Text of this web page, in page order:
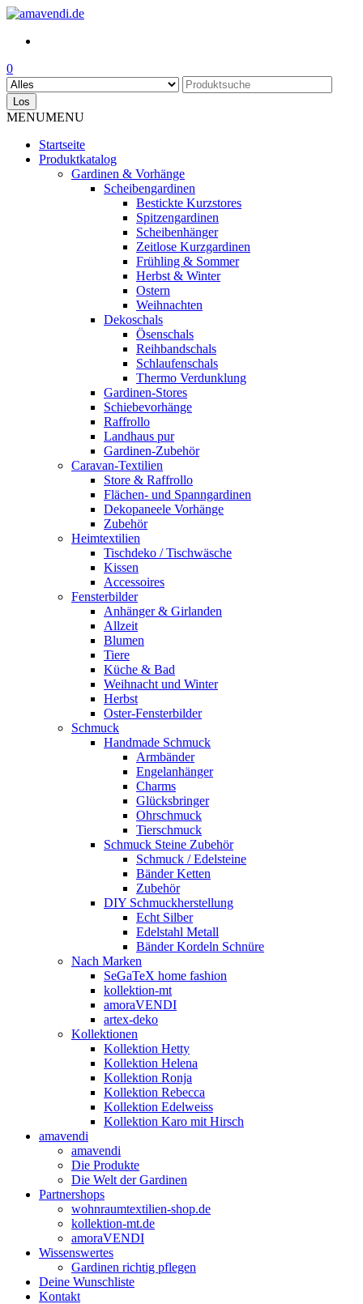
Skip
0
Los
MENUMENU
Startseite
Produktkatalog
Gardinen & Vorhänge
Scheibengardinen
Bestickte Kurzstores
Spitzengardinen
Scheibenhänger
Zeitlose Kurzgardinen
Frühling & Sommer
Herbst & Winter
Ostern
Weihnachten
Dekoschals
Ösenschals
Reihbandschals
Schlaufenschals
Thermo Verdunklung
Gardinen-Stores
Schiebevorhänge
Raffrollo
Landhaus pur
Gardinen-Zubehör
Caravan-Textilien
Store & Raffrollo
Flächen- und Spanngardinen
Dekopaneele Vorhänge
Zubehör
Heimtextilien
Tischdeko / Tischwäsche
Kissen
Accessoires
Fensterbilder
Anhänger & Girlanden
Allzeit
Blumen
Tiere
Küche & Bad
Weihnacht und Winter
Herbst
Oster-Fensterbilder
Schmuck
Handmade Schmuck
Armbänder
Engelanhänger
Charms
Glücksbringer
Ohrschmuck
Tierschmuck
Schmuck Steine Zubehör
Schmuck / Edelsteine
Bänder Ketten
Zubehör
DIY Schmuckherstellung
Echt Silber
Edelstahl Metall
Bänder Kordeln Schnüre
Nach Marken
SeGaTeX home fashion
kollektion-mt
amoraVENDI
artex-deko
Kollektionen
Kollektion Hetty
Kollektion Helena
Kollektion Ronja
Kollektion Rebecca
Kollektion Edelweiss
Kollektion Karo mit Hirsch
amavendi
amavendi
Die Produkte
Die Welt der Gardinen
Partnershops
wohnraumtextilien-shop.de
kollektion-mt.de
amoraVENDI
Wissenswertes
Gardinen richtig pflegen
Deine Wunschliste
Kontakt